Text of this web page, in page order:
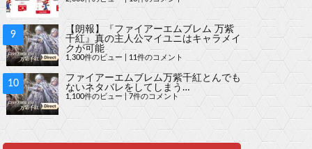
【朗報】『ファイアーエムブレム 万紫
千紅』真の主人公マイユニはキャラメイ
クが可能
1,300件のビュー 11件のコメント
ファイアーエムブレム万紫千紅とんでも
ないネタバレをしてしまう…
1,100件のビュー| 7件のコメント